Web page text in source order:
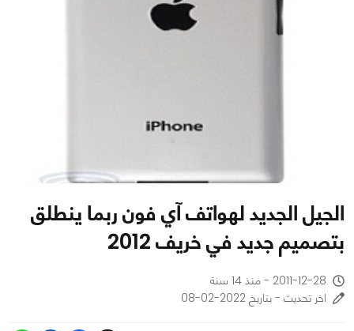
الجيل الجديد لهواتف آي فون ربما ينطلق
بتصميم جديد في خريف 2012
2011-12-28 - منذ 14 سنة
اخر تحديث - بتاريخ 2022-02-08